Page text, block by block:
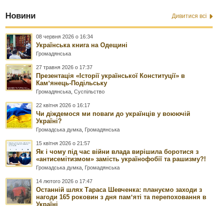
Новини Дивитися всі
08 червня 2026 о 16:34
Українська книга на Одещині
Громадянська
27 травня 2026 о 17:37
Презентація «Історії української Конституції» в
Камʼянець-Подільську
Громадянська ,Суспільство
22 квітня 2026 о 16:17
Чи діждемося ми поваги до українців у воюючій
Україні?
Громадська думка Громадянська
15 квітня 2026 о 21:57
Як і чому під час війни влада вирішила боротися з
«антисемітизмом» замість українофобії та рашизму?!
Громадська думка Громадянська
14 лютого 2026 о 17:47
Останній шлях Тараса Шевченка: плануємо заходи з
нагоди 165 роковин з дня памʼяті та перепоховання в
Україні